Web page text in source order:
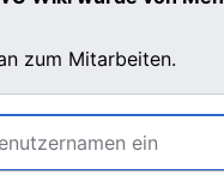
zum Mitarbeiten.